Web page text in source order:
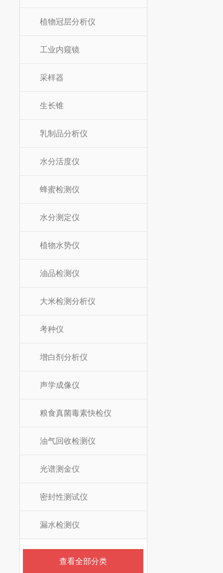
植物冠层分析仪
工业内窥镜
采样器
生长锥
乳制品分析仪
水分活度仪
蜂蜜检测仪
水分测定仪
植物水势仪
油品检测仪
大米检测分析仪
考种仪
增白剂分析仪
声学成像仪
粮食真菌毒素快检仪
油气回收检测仪
光谱测金仪
密封性测试仪
漏水检测仪
查看全部分类